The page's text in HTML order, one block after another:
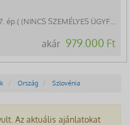
SZEMÉLYES ÜGYFÉLFOGADÁS)
akár 979.000 Ft
Ország Szlovénia
Az aktuális ajánlatokat